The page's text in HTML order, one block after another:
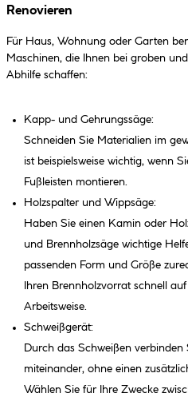
Renovieren
Für Haus, Wohnung oder Garten
Maschinen, die Ihnen bei groben
Abhilfe schaffen:
Kapp- und Gehrungssäge:
Schneiden Sie Materialien im
ist beispielsweise wichtig, wenn
Fußleisten montieren.
Holzspalter und Wippsäge:
Haben Sie einen Kamin oder
und Brennholzsäge wichtige
passenden Form und Größe
Ihren Brennholzvorrat schnell
Arbeitsweise.
Schweißgerät:
Durch das Schweißen verbinden
miteinander, ohne einen
Wählen Sie für Ihre Zwecke